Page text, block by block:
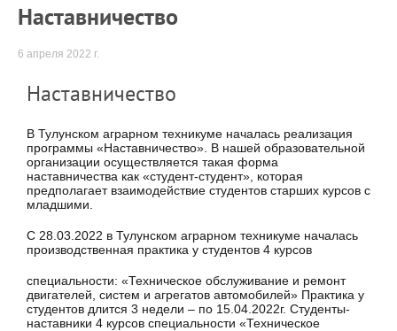
Наставничество
6 апреля 2022 г.
Наставничество
В Тулунском аграрном техникуме началась реализация
программы «Наставничество». В нашей образовательной
организации осуществляется такая форма
наставничества как «студент-студент», которая
предполагает взаимодействие студентов старших курсов с
младшими.
С 28.03.2022 в Тулунском аграрном техникуме началась
производственная практика у студентов 4 курсов
специальности: «Техническое обслуживание и ремонт
двигателей, систем и агрегатов автомобилей» Практика у
студентов длится 3 недели – по 15.04.2022г. Студенты-
наставники 4 курсов специальности «Техническое